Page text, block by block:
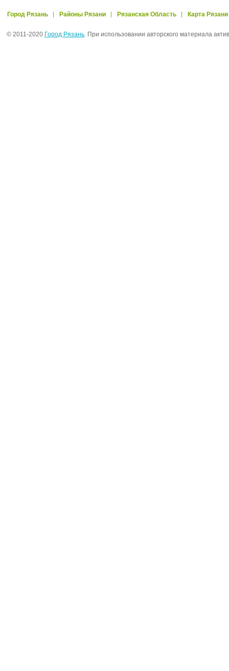
Город Рязань Районы Рязани Рязанская Область Карта Рязани
© 2011-2020 Город Рязань. При использовании авторского материала